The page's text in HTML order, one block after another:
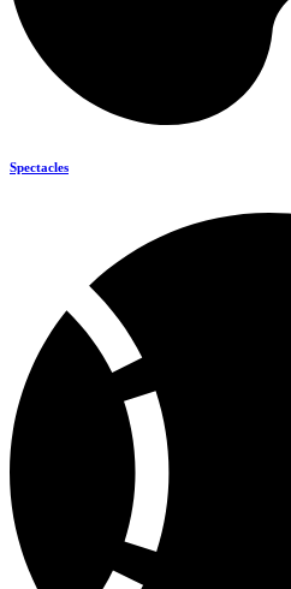
Spectacles